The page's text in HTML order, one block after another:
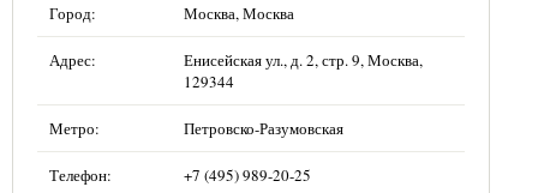
Город: Москва, Москва
Адрес:
Енисейская ул., д. 2, стр. 9, Москва,
129344
Метро: Петровско-Разумовская
Телефон: +7 (495) 989-20-25